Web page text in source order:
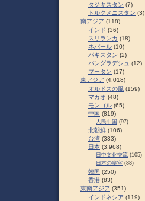
タジキスタン (7)
トルクメニスタン (3)
南アジア (118)
インド (36)
スリランカ (18)
ネパール (10)
パキスタン (2)
バングラデシュ (12)
ブータン (17)
東アジア (4,018)
オルドスの風 (159)
マカオ (48)
モンゴル (65)
中国 (819)
人民中国 (97)
北朝鮮 (106)
台湾 (333)
日本 (3,968)
日中文化交流 (105)
日本の皇室 (88)
韓国 (250)
香港 (83)
東南アジア (351)
インドネシア (119)